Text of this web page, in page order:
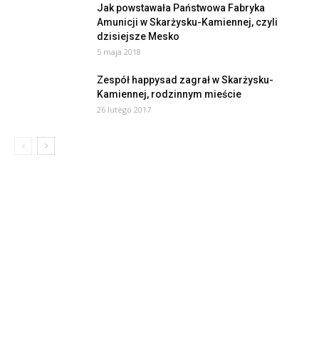
Jak powstawała Państwowa Fabryka
Amunicji w Skarżysku-Kamiennej, czyli
dzisiejsze Mesko
5 maja 2018
Zespół happysad zagrał w Skarżysku-
Kamiennej, rodzinnym mieście
26 lutego 2017